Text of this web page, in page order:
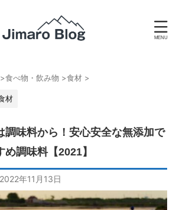
>食べ物・飲み物 >食材 >
材
調味料から！安心安全な無添加で
調味料【2021】
2022年11月13日